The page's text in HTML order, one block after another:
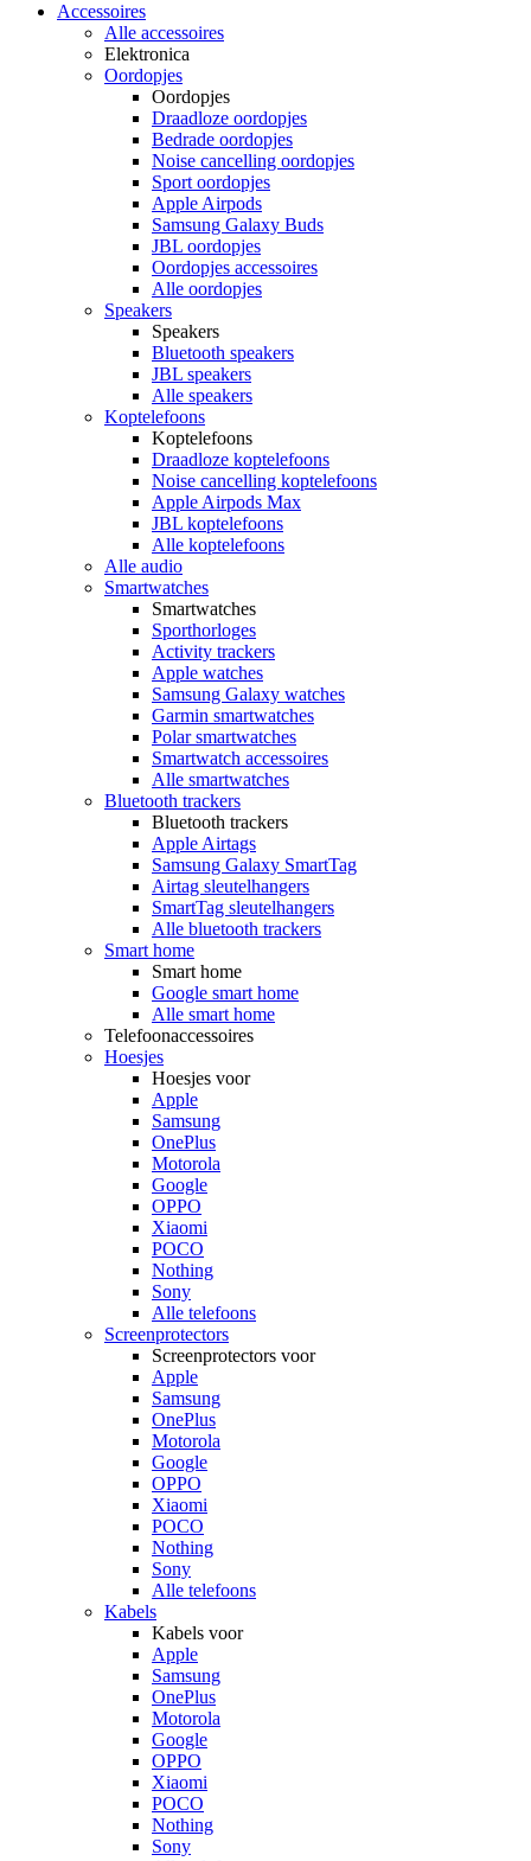
Accessoires
Alle accessoires
Elektronica
Oordopjes
Oordopjes
Draadloze oordopjes
Bedrade oordopjes
Noise cancelling oordopjes
Sport oordopjes
Apple Airpods
Samsung Galaxy Buds
JBL oordopjes
Oordopjes accessoires
Alle oordopjes
Speakers
Speakers
Bluetooth speakers
JBL speakers
Alle speakers
Koptelefoons
Koptelefoons
Draadloze koptelefoons
Noise cancelling koptelefoons
Apple Airpods Max
JBL koptelefoons
Alle koptelefoons
Alle audio
Smartwatches
Smartwatches
Sporthorloges
Activity trackers
Apple watches
Samsung Galaxy watches
Garmin smartwatches
Polar smartwatches
Smartwatch accessoires
Alle smartwatches
Bluetooth trackers
Bluetooth trackers
Apple Airtags
Samsung Galaxy SmartTag
Airtag sleutelhangers
SmartTag sleutelhangers
Alle bluetooth trackers
Smart home
Smart home
Google smart home
Alle smart home
Telefoonaccessoires
Hoesjes
Hoesjes voor
Apple
Samsung
OnePlus
Motorola
Google
OPPO
Xiaomi
POCO
Nothing
Sony
Alle telefoons
Screenprotectors
Screenprotectors voor
Apple
Samsung
OnePlus
Motorola
Google
OPPO
Xiaomi
POCO
Nothing
Sony
Alle telefoons
Kabels
Kabels voor
Apple
Samsung
OnePlus
Motorola
Google
OPPO
Xiaomi
POCO
Nothing
Sony